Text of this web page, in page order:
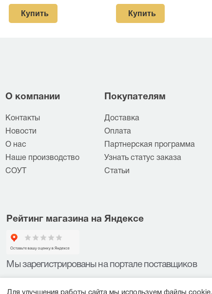
Купить Купить
О компании
Контакты
Новости
О нас
Наше производство
СОУТ
Покупателям
Доставка
Оплата
Партнерская программа
Узнать статус заказа
Статьи
Рейтинг магазина на Яндексе
Мы зарегистрированы на портале поставщиков
Для улучшения работы сайта мы используем файлы cookie.